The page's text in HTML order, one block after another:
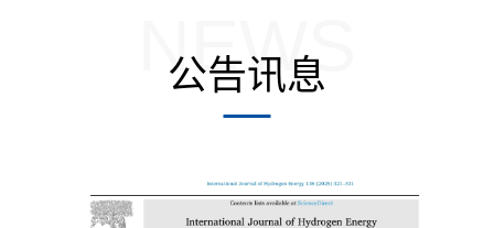
公告讯息
NEWS